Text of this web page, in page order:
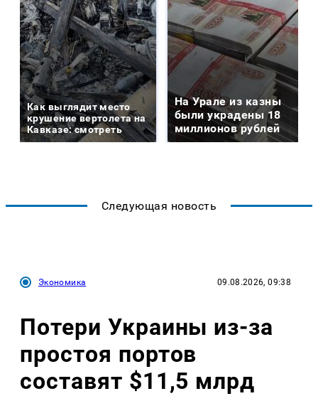
Как выглядит место
крушение вертолета на
Кавказе: смотреть
На Урале из казны
были украдены 18
миллионов рублей
Следующая новость
Экономика 09.08.2026, 09:38
Потери Украины из-за
простоя портов
составят $11,5 млрд